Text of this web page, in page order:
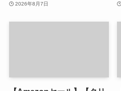
2026年8月7日